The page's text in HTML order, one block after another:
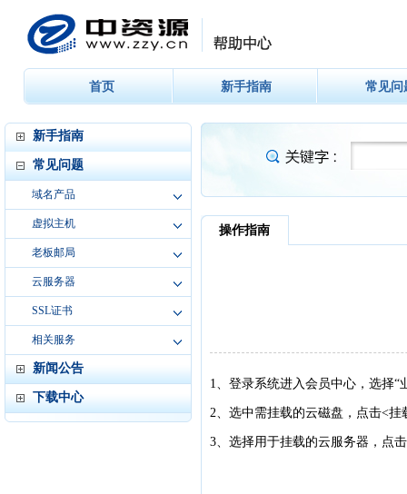
首页 新手指南 常见问
新手指南
常见问题
域名产品
虚拟主机
老板邮局
云服务器
SSL证书
相关服务
新闻公告
下载中心